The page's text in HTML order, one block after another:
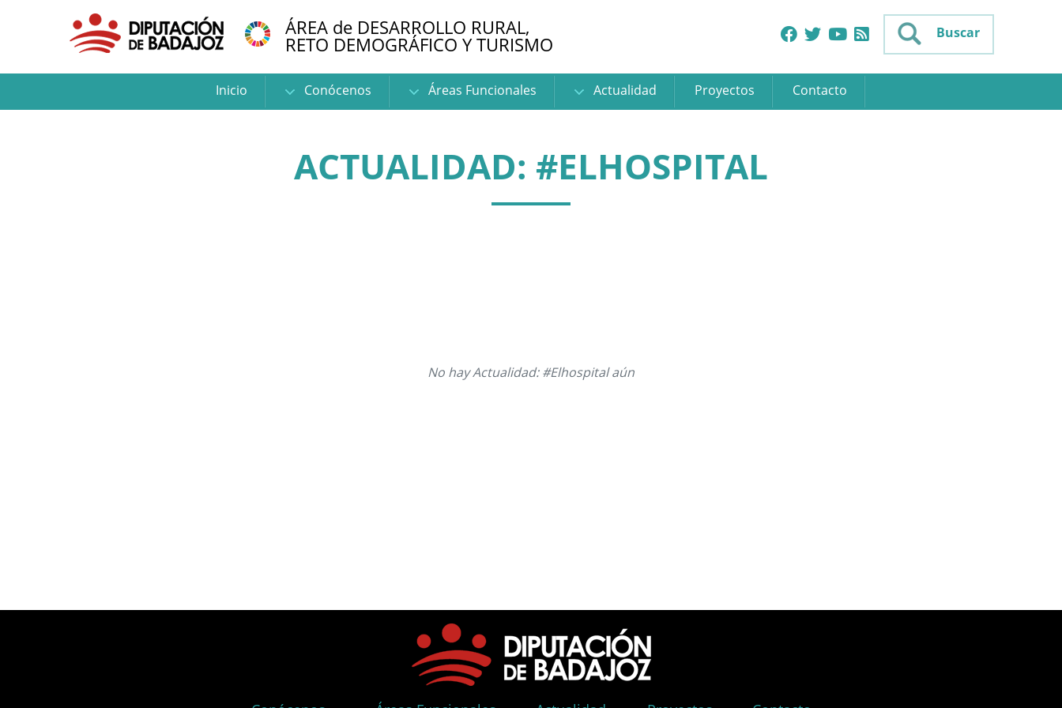
ÁREA de DESARROLLO RURAL,
RETO DEMOGRÁFICO Y TURISMO Buscar
Inicio Conócenos Áreas Funcionales Actualidad Proyectos Contacto
ACTUALIDAD: #ELHOSPITAL
No hay Actualidad: #Elhospital aún